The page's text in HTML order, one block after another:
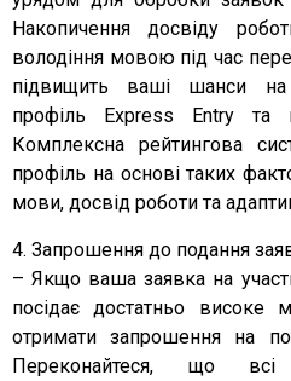
Накопичення досвіду
володіння мовою під час
підвищить ваші шанси на
профіль Express Entry та
Комплексна рейтингова
профіль на основі таких
мови, досвід роботи та
4. Запрошення до подання
– Якщо ваша заявка на
посідає достатньо
отримати запрошення на
Переконайтеся, що всі